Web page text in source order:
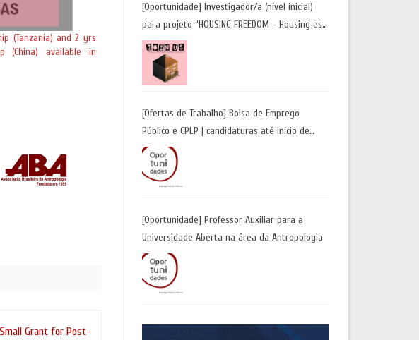
(Tanzania) and 2 yrs
(China) available in
Grant for Post-
[Oportunidade] Investigador/a (nível inicial)
para projeto “HOUSING FREEDOM – Housing as
a Tool for Freedom: A Future Away from
Incarceration” | até 8 de maio
[Ofertas de Trabalho] Bolsa de Emprego
Público e CPLP | candidaturas até início de
maio 2026
[Oportunidade] Professor Auxiliar para a
Universidade Aberta na área da Antropologia